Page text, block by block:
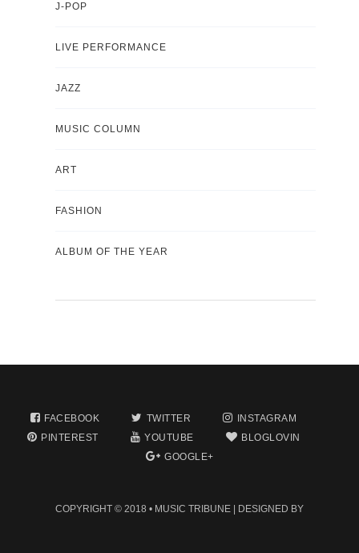
J-POP
LIVE PERFORMANCE
JAZZ
MUSIC COLUMN
ART
FASHION
ALBUM OF THE YEAR
FACEBOOK TWITTER
INSTAGRAM
PINTEREST
YOUTUBE
BLOGLOVIN
GOOGLE+
COPYRIGHT © 2018 • MUSIC TRIBUNE | DESIGNED BY